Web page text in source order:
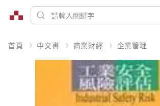
首頁 中文書 商業財經 企業管理